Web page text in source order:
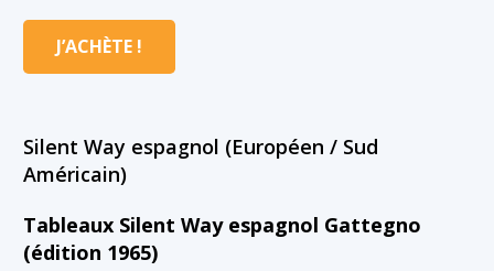
J’ACHÈTE !
Silent Way espagnol (Européen / Sud
Américain)
Tableaux Silent Way espagnol Gattegno
(édition 1965)